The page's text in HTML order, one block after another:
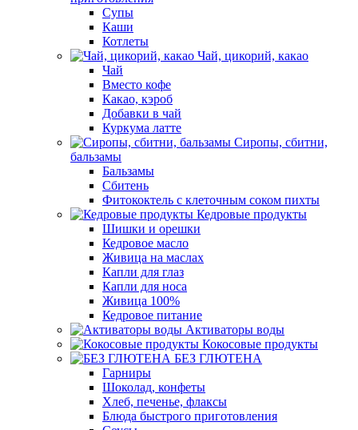
Супы
Каши
Котлеты
Чай, цикорий, какао
Чай
Вместо кофе
Какао, кэроб
Добавки в чай
Куркума латте
Сиропы, сбитни,
бальзамы
Бальзамы
Сбитень
Фитококтель с клеточным соком пихты
Кедровые продукты
Шишки и орешки
Кедровое масло
Живица на маслах
Капли для глаз
Капли для носа
Живица 100%
Кедровое питание
Активаторы воды
Кокосовые продукты
БЕЗ ГЛЮТЕНА
Гарниры
Шоколад, конфеты
Хлеб, печенье, флаксы
Блюда быстрого приготовления